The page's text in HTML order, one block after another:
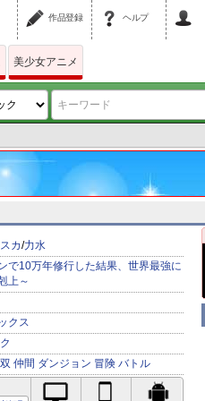
作品登録 ヘルプ
美少女アニメ
カ/力水
で10万年修行した結果、世界最強に
上～
クス
仲間 ダンジョン 冒険 バトル
PC対応 iPhone対応